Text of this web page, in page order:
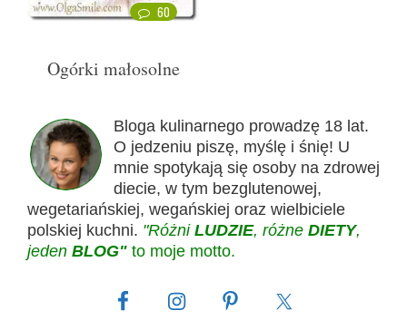
60
Ogórki małosolne
Bloga kulinarnego prowadzę 18 lat.
O jedzeniu piszę, myślę i śnię! U
mnie spotykają się osoby na zdrowej
diecie, w tym bezglutenowej,
wegetariańskiej, wegańskiej oraz wielbiciele
polskiej kuchni. "Różni LUDZIE, różne DIETY,
jeden BLOG" to moje motto.